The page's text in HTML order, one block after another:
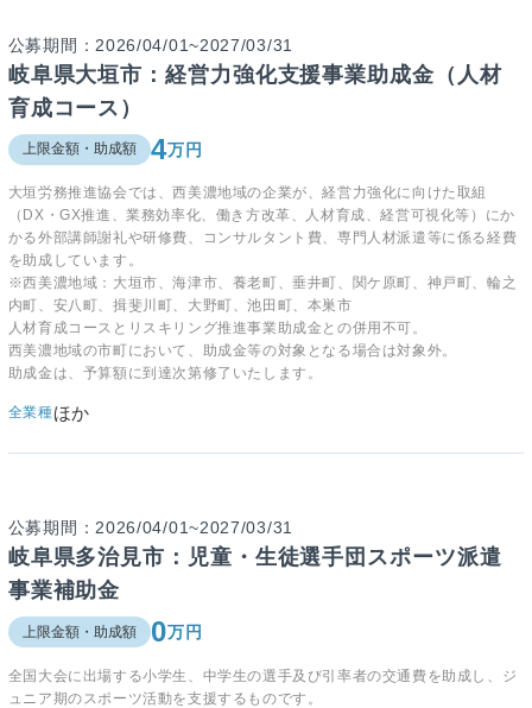
公募期間：2026/04/01~2027/03/31
岐阜県大垣市：経営力強化支援事業助成金（人材
育成コース）
上限金額・助成額 4万円
大垣労務推進協会では、西美濃地域の企業が、経営力強化に向けた取組
（DX・GX推進、業務効率化、働き方改革、人材育成、経営可視化等）にか
かる外部講師謝礼や研修費、コンサルタント費、専門人材派遣等に係る経費
を助成しています。
※西美濃地域：大垣市、海津市、養老町、垂井町、関ケ原町、神戸町、輪之
内町、安八町、揖斐川町、大野町、池田町、本巣市
人材育成コースとリスキリング推進事業助成金との併用不可。
西美濃地域の市町において、助成金等の対象となる場合は対象外。
助成金は、予算額に到達次第修了いたします。
全業種ほか
公募期間：2026/04/01~2027/03/31
岐阜県多治見市：児童・生徒選手団スポーツ派遣
事業補助金
上限金額・助成額 0万円
全国大会に出場する小学生、中学生の選手及び引率者の交通費を助成し、ジ
ュニア期のスポーツ活動を支援するものです。